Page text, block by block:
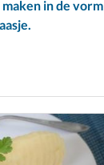
in de vorm